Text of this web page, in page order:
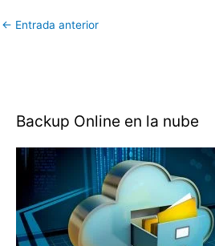
← Entrada anterior
Backup Online en la nube